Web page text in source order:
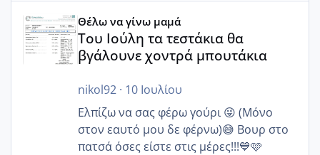
Θέλω να γίνω μαμά
Του Ιούλη τα τεστάκια θα
βγάλουνε χοντρά μπουτάκια
nikol92· 10 Ιουλίου
Ελπίζω να σας φέρω γούρι 😜 (Μόνο
στον εαυτό μου δε φέρνω)😅 Βουρ στο
πατσά όσες είστε στις μέρες!!!💙🩷